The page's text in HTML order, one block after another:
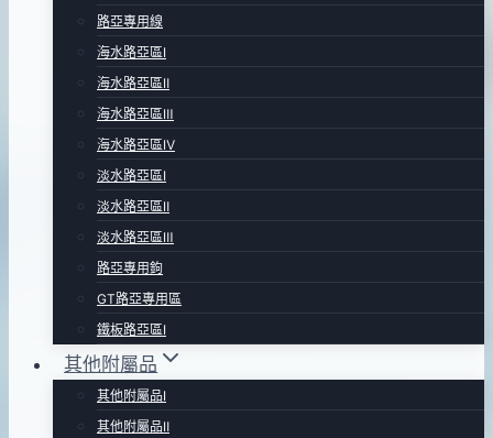
路亞專用線
海水路亞區Ⅰ
海水路亞區Ⅱ
海水路亞區Ⅲ
海水路亞區Ⅳ
淡水路亞區Ⅰ
淡水路亞區Ⅱ
淡水路亞區Ⅲ
路亞專用鉤
GT路亞專用區
鐵板路亞區Ⅰ
其他附屬品
其他附屬品Ⅰ
其他附屬品Ⅱ